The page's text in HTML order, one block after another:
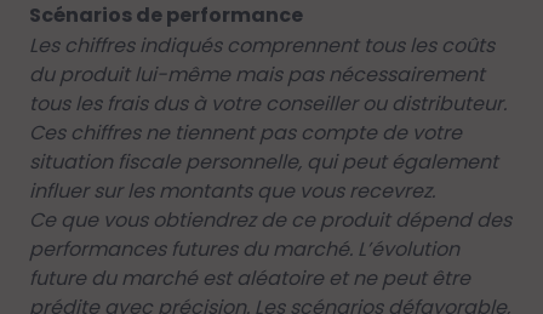
Scénarios de performance
Les chiffres indiqués comprennent tous les coûts
du produit lui-même mais pas nécessairement
tous les frais dus à votre conseiller ou distributeur.
Ces chiffres ne tiennent pas compte de votre
situation fiscale personnelle, qui peut également
influer sur les montants que vous recevrez.
Ce que vous obtiendrez de ce produit dépend des
performances futures du marché. L’évolution
future du marché est aléatoire et ne peut être
prédite avec précision. Les scénarios défavorable,